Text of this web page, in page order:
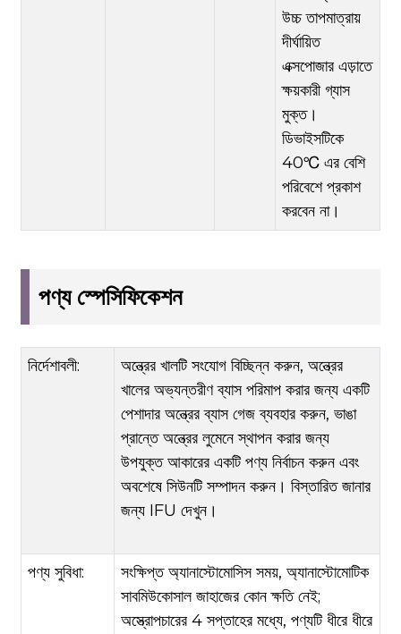
উচ্চ তাপমাত্রায়
দীর্ঘায়িত
এক্সপোজার এড়াতে
ক্ষয়কারী গ্যাস
মুক্ত।
ডিভাইসটিকে
40℃ এর বেশি
পরিবেশে প্রকাশ
করবেন না।
পণ্য স্পেসিফিকেশন
নির্দেশাবলী:
অন্ত্রের খালটি সংযোগ বিচ্ছিন্ন করুন, অন্ত্রের
খালের অভ্যন্তরীণ ব্যাস পরিমাপ করার জন্য একটি
পেশাদার অন্ত্রের ব্যাস গেজ ব্যবহার করুন, ভাঙা
প্রান্তে অন্ত্রের লুমেনে স্থাপন করার জন্য
উপযুক্ত আকারের একটি পণ্য নির্বাচন করুন এবং
অবশেষে সিউনটি সম্পাদন করুন। বিস্তারিত জানার
জন্য IFU দেখুন।
পণ্য সুবিধা:
সংক্ষিপ্ত অ্যানাস্টোমোসিস সময়, অ্যানাস্টোমোটিক
সাবমিউকোসাল জাহাজের কোন ক্ষতি নেই;
অস্ত্রোপচারের 4 সপ্তাহের মধ্যে, পণ্যটি ধীরে ধীরে